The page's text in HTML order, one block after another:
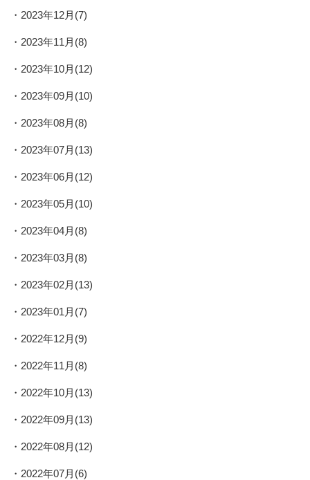
2023年12月(7)
2023年11月(8)
2023年10月(12)
2023年09月(10)
2023年08月(8)
2023年07月(13)
2023年06月(12)
2023年05月(10)
2023年04月(8)
2023年03月(8)
2023年02月(13)
2023年01月(7)
2022年12月(9)
2022年11月(8)
2022年10月(13)
2022年09月(13)
2022年08月(12)
2022年07月(6)